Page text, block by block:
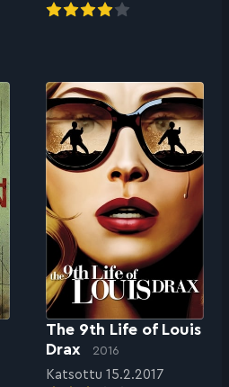
The 9th Life of Louis
Drax
2016
Katsottu 15.2.2017